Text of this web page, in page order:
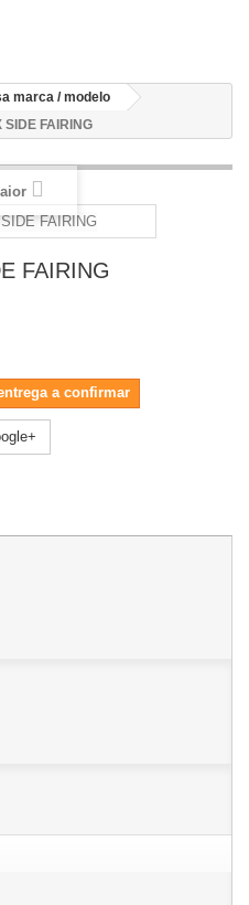
marca / modelo
SIDE FAIRING
FAIRING
a confirmar